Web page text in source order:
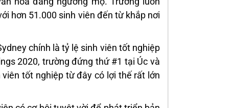
hơn 51.000 sinh viên đến từ khắp nơi
chính là tỷ lệ sinh viên tốt nghiệp
2020, trường đứng thứ #1 tại Úc và
tốt nghiệp từ đây có lợi thế rất lớn